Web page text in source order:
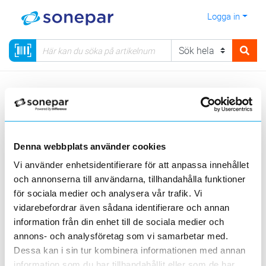
Denna webbplats använder cookies
Vi använder enhetsidentifierare för att anpassa innehållet
och annonserna till användarna, tillhandahålla funktioner
för sociala medier och analysera vår trafik. Vi
vidarebefordrar även sådana identifierare och annan
information från din enhet till de sociala medier och
annons- och analysföretag som vi samarbetar med.
Dessa kan i sin tur kombinera informationen med annan
Logga in
Video Intercom H4
Sida < 1 > Per sida 20 50 100 200
AVIGILON UNITY
Filter Lagerförda Alla 1 st